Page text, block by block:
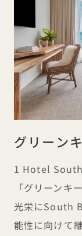
グリーン
1 Hotel South
「グリーンキ
光栄にSouth
能性に向けて